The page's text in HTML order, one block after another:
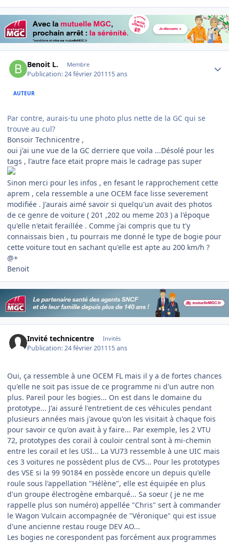
Benoit L. Membre
Publication:24 février 201115 ans
AUTEUR
Par contre, aurais-tu une photo plus nette de la GC qui se
trouve au cul?
Bonsoir Technicentre ,
oui j'ai une vue de la GC derriere que voila ...Désolé pour les
tags , l'autre face etait propre mais le cadrage pas super
Sinon merci pour les infos , en fesant le rapprochement cette
aprem , cela ressemble a une OCEM face lisse severement
modifiée . J'aurais aimé savoir si quelqu'un avait des photos
de ce genre de voiture ( 201 ,202 ou meme 203 ) a l'époque
qu'elle n'etait feraillée . Comme j'ai compris que tu t'y
connaissais bien , tu pourrais me donné le type de bogie pour
cette voiture tout en sachant qu'elle est apte au 200 km/h ?
@+
Benoit
Invité technicentre Invités
Publication:24 février 201115 ans
Oui, ça ressemble à une OCEM FL mais il y a de fortes chances
qu'elle ne soit pas issue de ce programme ni d'un autre non
plus. Pareil pour les bogies... On est dans le domaine du
prototype... J'ai assuré l'entretient de ces véhicules pendant
plusieurs années mais j'avoue qu'on les visitait à chaque fois
pour savoir ce qu'on avait à y faire... Par exemple, les 2 VTU
72, prototypes des corail à couloir central sont à mi-chemin
entre les corail et les USI... La VU73 ressemble à une UIC mais
ces 3 voitures ne possèdent plus de CVS... Pour les prototypes
des VSE si la 99 90184 en possède encore un depuis qu'elle
roule sous l'appellation "Hélène", elle est équipée en plus
d'un groupe électrogène embarqué... Sa soeur ( je ne me
rappelle plus son numéro) appellée "Chris" sert à commander
le Wagon Vulcain accompagnée de "Véronique" qui est issue
d'une ancienne restau rouge DEV AO...
Les bogies ne corespondent pas forcément aux programmes